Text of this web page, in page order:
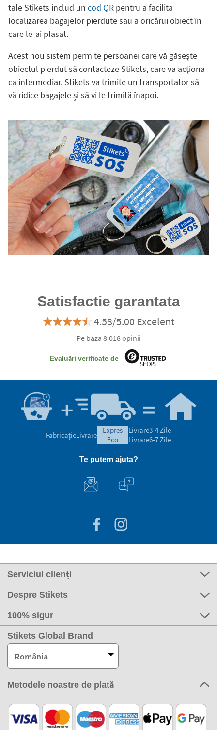
tale Stikets includ un cod QRpentru a facilita
localizarea bagajelor pierdute sau a oricărui obiect în
care le-ai plasat.
Acest nou sistem permite persoanei care vă găsește
obiectul pierdut să contacteze Stikets, care va acționa
ca intermediar. Stikets va trimite un transportator să
vă ridice bagajele și să vi le trimită înapoi.
Satisfactie garantata
4.58/5.00 Excelent
Pe baza 8.018 opinii
Evaluări verificate de
FabricațieLivrare
expres
eco
Livrare3-4 Zile
Livrare6-7 Zile
Te putem ajuta?
Serviciul clienți
Despre Stikets
100% sigur
Stikets Global Brand
România
Metodele noastre de plată